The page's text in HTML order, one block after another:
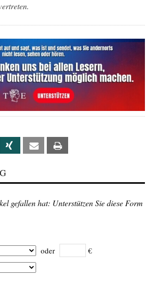
Linkedin Xing Email
gefallen hat: Unterstützen Sie diese Form
oder €